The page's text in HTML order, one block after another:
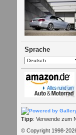
Sprache
Tipp: Verwende zum
© Copyright 1998-